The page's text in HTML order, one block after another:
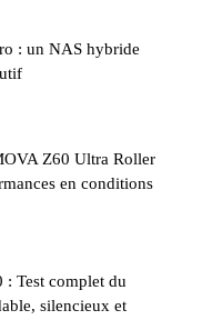
: un NAS hybride
Z60 Ultra Roller
en conditions
Test complet du
silencieux et